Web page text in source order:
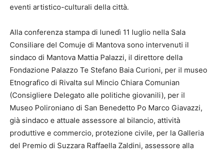
eventi artistico-culturali della città.
Alla conferenza stampa di lunedì 11 luglio nella Sala
Consiliare del Comuje di Mantova sono intervenuti il
sindaco di Mantova Mattia Palazzi, il direttore della
Fondazione Palazzo Te Stefano Baia Curioni, per il museo
Etnografico di Rivalta sul Mincio Chiara Comunian
(Consigliere Delegato alle politiche giovanili), per il
Museo Polironiano di San Benedetto Po Marco Giavazzi,
già sindaco e attuale assessore al bilancio, attività
produttive e commercio, protezione civile, per la Galleria
del Premio di Suzzara Raffaella Zaldini, assessore alla